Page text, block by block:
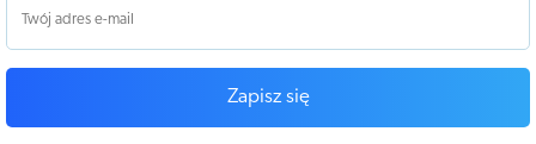
Zapisz się